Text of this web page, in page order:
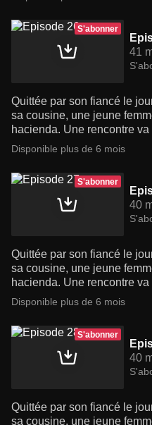
S'abonner
41
Quittée par son fiancé le
sa cousine, une jeune
hacienda. Une rencontre
Disponible plus de 6 mois
S'abonner
40
Quittée par son fiancé le
sa cousine, une jeune
hacienda. Une rencontre
Disponible plus de 6 mois
S'abonner
40
Quittée par son fiancé le
sa cousine, une jeune